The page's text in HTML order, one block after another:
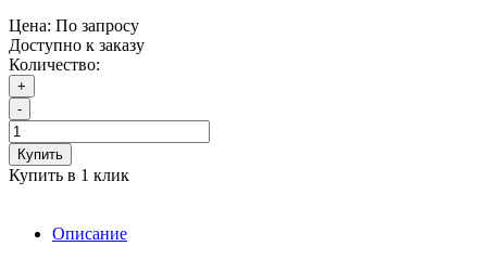
Цена: По запросу
Доступно к заказу
Количество:
+
-
Купить
Купить в 1 клик
Описание